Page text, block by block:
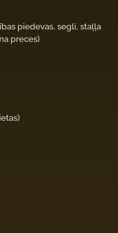
piedevas, segli, staļļa
preces)